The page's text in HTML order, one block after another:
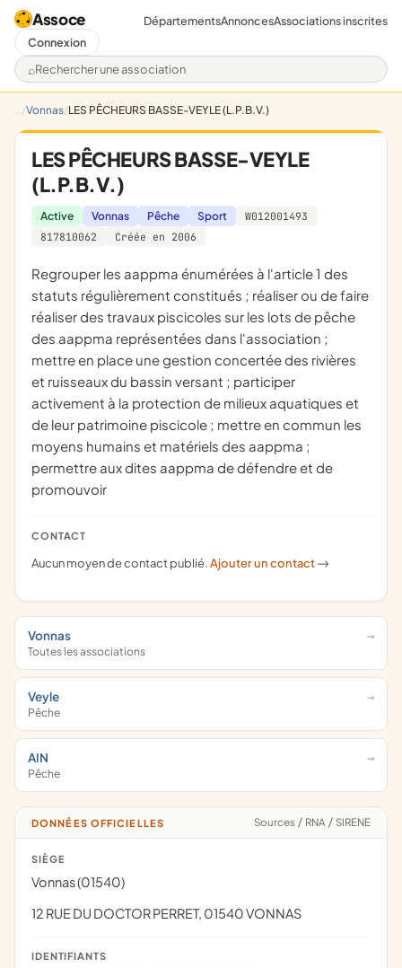
Assoce
Rechercher une association
DépartementsAnnoncesAssociations inscrites
Connexion
Vonnas LES PÊCHEURS BASSE-VEYLE (L.P.B.V.)
LES PÊCHEURS BASSE-VEYLE
(L.P.B.V.)
Active Vonnas Pêche Sport
W012001493
817810062
Créée en 2006
regrouper les aappma énumérées à l'article 1 des
statuts régulièrement constitués ; réaliser ou de faire
réaliser des travaux piscicoles sur les lots de pêche
des aappma représentées dans l'association ;
mettre en place une gestion concertée des rivières
et ruisseaux du bassin versant ; participer
activement à la protection de milieux aquatiques et
de leur patrimoine piscicole ; mettre en commun les
moyens humains et matériels des aappma ;
permettre aux dites aappma de défendre et de
promouvoir
CONTACT
Aucun moyen de contact publié.Ajouter un contact ->
Vonnas
Toutes les associations
Veyle
Pêche
AIN
Pêche
DONNÉES OFFICIELLES Sources / RNA / SIRENE
SIÈGE
Vonnas (01540)
12 RUE DU DOCTOR PERRET, 01540 VONNAS
IDENTIFIANTS